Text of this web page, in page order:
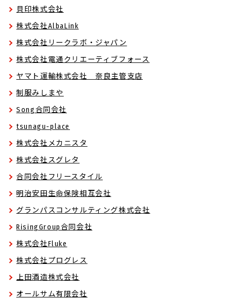
貝印株式会社
株式会社AlbaLink
株式会社リークラボ・ジャパン
株式会社電通クリエーティブフォース
ヤマト運輸株式会社 奈良主管支店
制服みしまや
Song合同会社
tsunagu-place
株式会社メカニスタ
株式会社スグレタ
合同会社フリースタイル
明治安田生命保険相互会社
グランパスコンサルティング株式会社
RisingGroup合同会社
株式会社Fluke
株式会社プログレス
上田酒造株式会社
オールサム有限会社